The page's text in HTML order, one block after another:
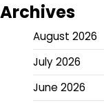
Archives
August 2026
July 2026
June 2026